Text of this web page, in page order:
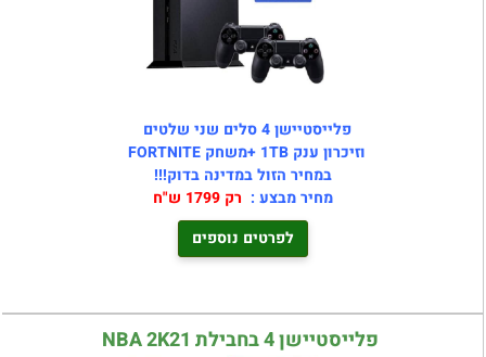
פלייסטיישן 4 סלים שני שלטים
וזיכרון ענק 1TB +משחק FORTNITE
במחיר הזול במדינה בדוק!!!
מחיר מבצע : רק 1799 ש"ח
לפרטים נוספים
פלייסטיישן 4 בחבילת NBA 2K21